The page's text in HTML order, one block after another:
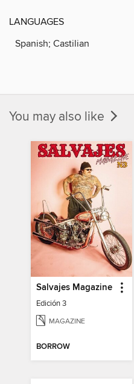
LANGUAGES
Spanish; Castilian
You may also like
Salvajes Magazine
Edición 3
MAGAZINE
BORROW